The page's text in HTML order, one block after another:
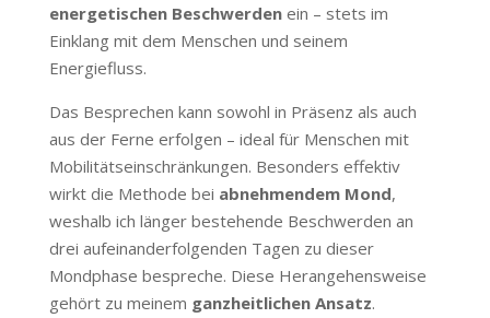
energetischen Beschwerdenein – stets im
Einklang mit dem Menschen und seinem
Energiefluss.
Das Besprechen kann sowohl in Präsenz als auch
aus der Ferne erfolgen – ideal für Menschen mit
Mobilitätseinschränkungen. Besonders effektiv
wirkt die Methode bei abnehmendem Mond,
weshalb ich länger bestehende Beschwerden an
drei aufeinanderfolgenden Tagen zu dieser
Mondphase bespreche. Diese Herangehensweise
gehört zu meinem ganzheitlichen Ansatz.